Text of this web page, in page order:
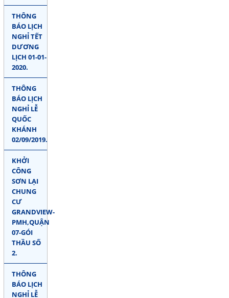
THÔNG
BÁO LỊCH
NGHỈ TẾT
DƯƠNG
LỊCH 01-01-
2020.
THÔNG
BÁO LỊCH
NGHỈ LỄ
QUỐC
KHÁNH
02/09/2019.
KHỞI
CÔNG
SƠN LẠI
CHUNG
CƯ
GRANDVIEW-
PMH,QUẬN
07-GÓI
THẦU SỐ
2.
THÔNG
BÁO LỊCH
NGHỈ LỄ